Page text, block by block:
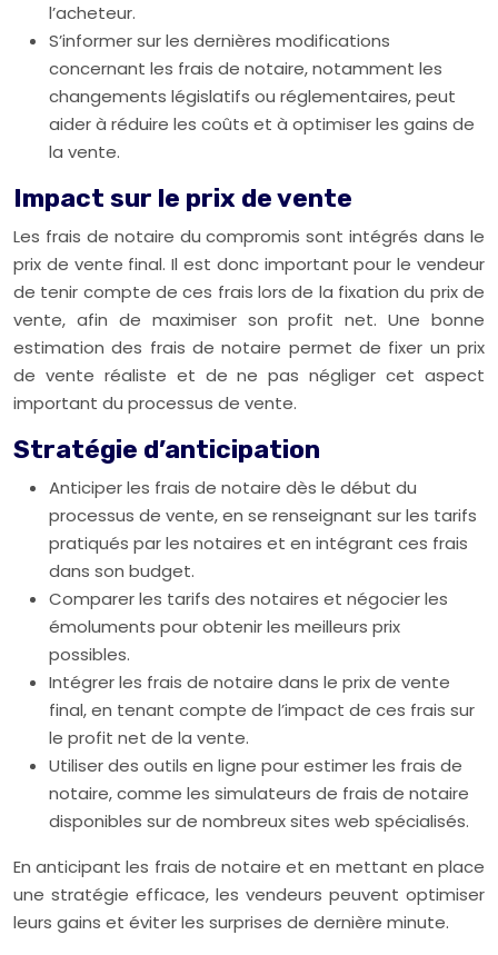
l’acheteur.
S’informer sur les dernières modifications
concernant les frais de notaire, notamment les
changements législatifs ou réglementaires, peut
aider à réduire les coûts et à optimiser les gains de
la vente.
Impact sur le prix de vente
Les frais de notaire du compromis sont intégrés dans le
prix de vente final. Il est donc important pour le vendeur
de tenir compte de ces frais lors de la fixation du prix de
vente, afin de maximiser son profit net. Une bonne
estimation des frais de notaire permet de fixer un prix
de vente réaliste et de ne pas négliger cet aspect
important du processus de vente.
Stratégie d’anticipation
Anticiper les frais de notaire dès le début du
processus de vente, en se renseignant sur les tarifs
pratiqués par les notaires et en intégrant ces frais
dans son budget.
Comparer les tarifs des notaires et négocier les
émoluments pour obtenir les meilleurs prix
possibles.
Intégrer les frais de notaire dans le prix de vente
final, en tenant compte de l’impact de ces frais sur
le profit net de la vente.
Utiliser des outils en ligne pour estimer les frais de
notaire, comme les simulateurs de frais de notaire
disponibles sur de nombreux sites web spécialisés.
En anticipant les frais de notaire et en mettant en place
une stratégie efficace, les vendeurs peuvent optimiser
leurs gains et éviter les surprises de dernière minute.